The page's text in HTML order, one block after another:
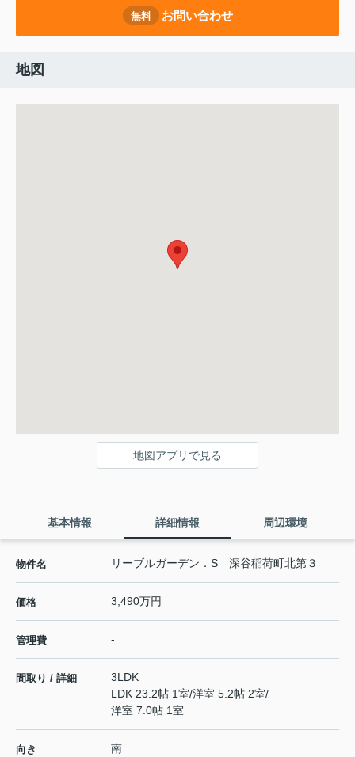
無料 お問い合わせ
地図
地図アプリで見る
基本情報 詳細情報 周辺環境
物件名 リーブルガーデン．S 深谷稲荷町北第３
価格 3,490万円
管理費 -
間取り / 詳細
3LDK
LDK 23.2帖 1室/洋室 5.2帖 2室/
洋室 7.0帖 1室
向き 南